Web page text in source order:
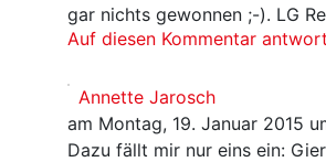
gar nichts gewonnen ;-). LG
Auf diesen Kommentar
Annette Jarosch
am Montag, 19. Januar 2015
Dazu fällt mir nur eins ein: